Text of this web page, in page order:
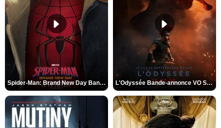
Spider-Man: Brand New Day Bande-annonce VO STFR L'Odyssée Bande-annonce VO STFR